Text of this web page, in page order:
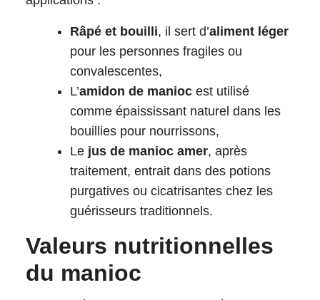
Râpé et bouilli, il sert d’aliment léger
pour les personnes fragiles ou
convalescentes,
L’amidon de manioc est utilisé
comme épaississant naturel dans les
bouillies pour nourrissons,
Le jus de manioc amer, après
traitement, entrait dans des potions
purgatives ou cicatrisantes chez les
guérisseurs traditionnels.
Valeurs nutritionnelles
du manioc